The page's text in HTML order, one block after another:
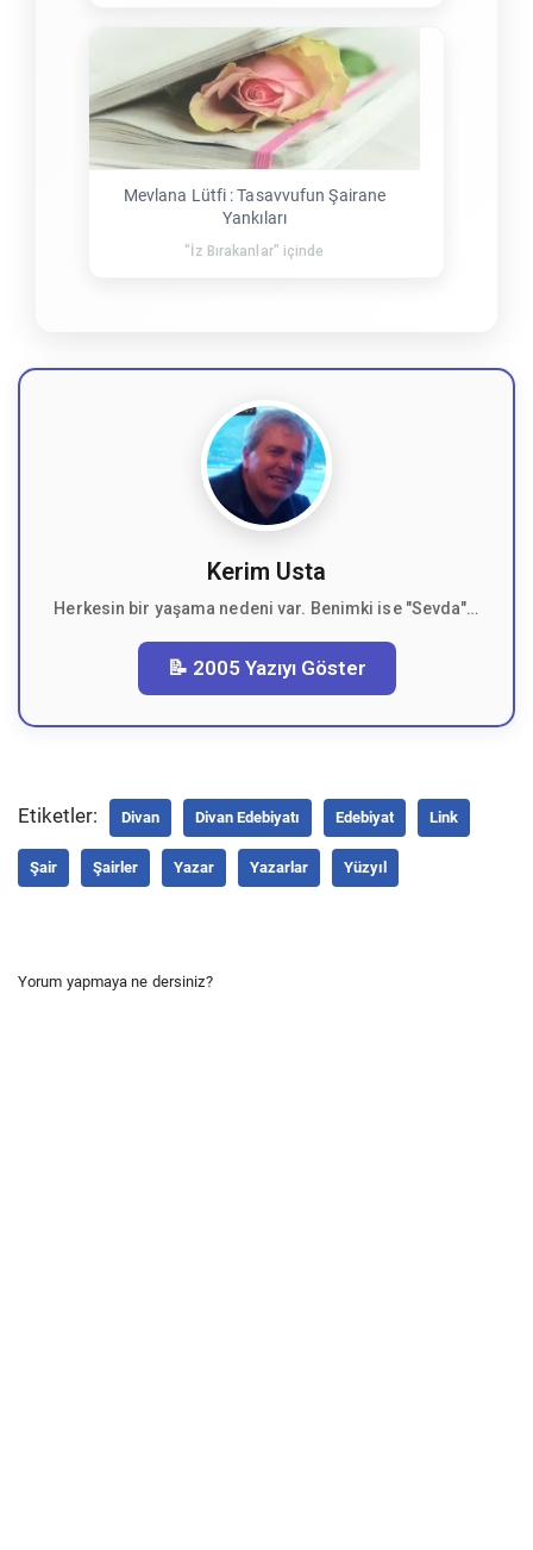
Mevlana Lütfi : Tasavvufun Şairane
Yankıları
"İz Bırakanlar" içinde
Kerim Usta
Herkesin bir yaşama nedeni var. Benimki ise "Sevda"…
📝 2005 Yazıyı Göster
Etiketler: Divan Divan Edebiyatı Edebiyat Link
Şair Şairler Yazar Yazarlar Yüzyıl
Yorum yapmaya ne dersiniz?